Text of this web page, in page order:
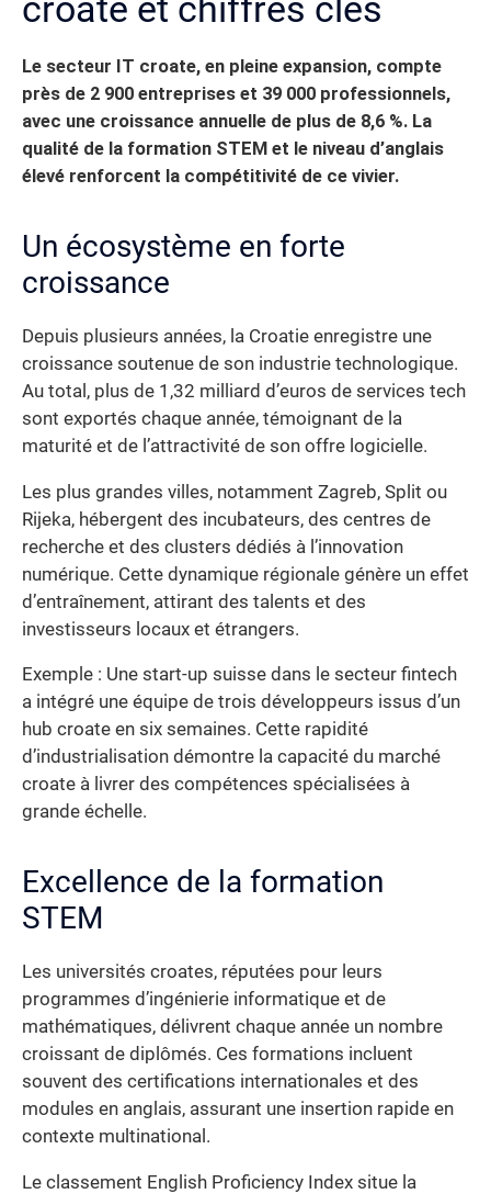
croate et chiffres clés
Le secteur IT croate, en pleine expansion, compte
près de 2 900 entreprises et 39 000 professionnels,
avec une croissance annuelle de plus de 8,6 %. La
qualité de la formation STEM et le niveau d’anglais
élevé renforcent la compétitivité de ce vivier.
Un écosystème en forte
croissance
Depuis plusieurs années, la Croatie enregistre une
croissance soutenue de son industrie technologique.
Au total, plus de 1,32 milliard d’euros de services tech
sont exportés chaque année, témoignant de la
maturité et de l’attractivité de son offre logicielle.
Les plus grandes villes, notamment Zagreb, Split ou
Rijeka, hébergent des incubateurs, des centres de
recherche et des clusters dédiés à l’innovation
numérique. Cette dynamique régionale génère un effet
d’entraînement, attirant des talents et des
investisseurs locaux et étrangers.
Exemple : Une start-up suisse dans le secteur fintech
a intégré une équipe de trois développeurs issus d’un
hub croate en six semaines. Cette rapidité
d’industrialisation démontre la capacité du marché
croate à livrer des compétences spécialisées à
grande échelle.
Excellence de la formation
STEM
Les universités croates, réputées pour leurs
programmes d’ingénierie informatique et de
mathématiques, délivrent chaque année un nombre
croissant de diplômés. Ces formations incluent
souvent des certifications internationales et des
modules en anglais, assurant une insertion rapide en
contexte multinational.
Le classement English Proficiency Index situe la